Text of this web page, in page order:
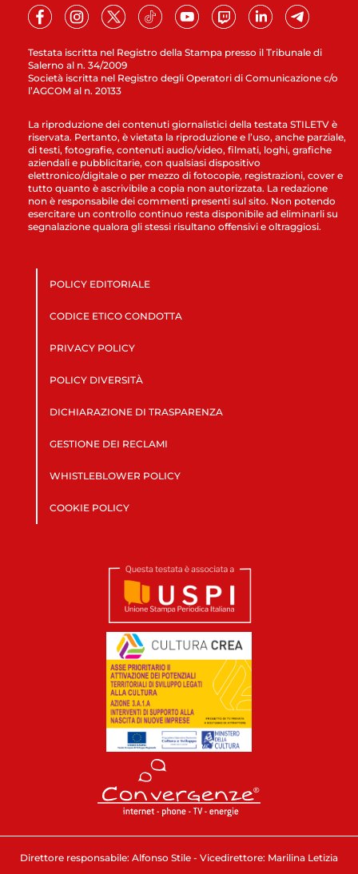
Testata iscritta nel Registro della Stampa presso il Tribunale di
Salerno al n. 34/2009
Società iscritta nel Registro degli Operatori di Comunicazione c/o
l’AGCOM al n. 20133
La riproduzione dei contenuti giornalistici della testata STILETV è
riservata. Pertanto, è vietata la riproduzione e l’uso, anche parziale,
di testi, fotografie, contenuti audio/video, filmati, loghi, grafiche
aziendali e pubblicitarie, con qualsiasi dispositivo
elettronico/digitale o per mezzo di fotocopie, registrazioni, cover e
tutto quanto è ascrivibile a copia non autorizzata. La redazione
non è responsabile dei commenti presenti sul sito. Non potendo
esercitare un controllo continuo resta disponibile ad eliminarli su
segnalazione qualora gli stessi risultano offensivi e oltraggiosi.
POLICY EDITORIALE
CODICE ETICO CONDOTTA
PRIVACY POLICY
POLICY DIVERSITÀ
DICHIARAZIONE DI TRASPARENZA
GESTIONE DEI RECLAMI
WHISTLEBLOWER POLICY
COOKIE POLICY
Direttore responsabile: Alfonso Stile - Vicedirettore: Marilina Letizia